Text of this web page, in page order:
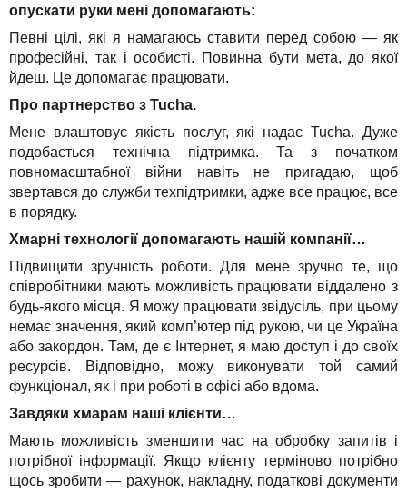
опускати руки мені допомагають:
Певні цілі, які я намагаюсь ставити перед собою — як
професійні, так і особисті. Повинна бути мета, до якої
йдеш. Це допомагає працювати.
Про партнерство з Tucha.
Мене влаштовує якість послуг, які надає Tucha. Дуже
подобається технічна підтримка. Та з початком
повномасштабної війни навіть не пригадаю, щоб
звертався до служби техпідтримки, адже все працює, все
в порядку.
Хмарні технології допомагають нашій компанії…
Підвищити зручність роботи. Для мене зручно те, що
співробітники мають можливість працювати віддалено з
будь-якого місця. Я можу працювати звідусіль, при цьому
немає значення, який комп’ютер під рукою, чи це Україна
або закордон. Там, де є Інтернет, я маю доступ і до своїх
ресурсів. Відповідно, можу виконувати той самий
функціонал, як і при роботі в офісі або вдома.
Завдяки хмарам наші клієнти…
Мають можливість зменшити час на обробку запитів і
потрібної інформації. Якщо клієнту терміново потрібно
щось зробити — рахунок, накладну, податкові документи